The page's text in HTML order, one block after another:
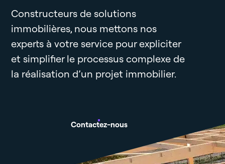
Constructeurs de solutions
immobilières, nous mettons nos
experts à votre service pour expliciter
et simplifier le processus complexe de
la réalisation d’un projet immobilier.
Contactez-nous